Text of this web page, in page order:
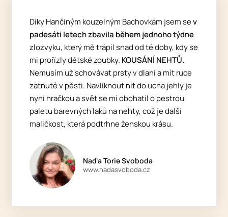
Díky Hančiným kouzelným Bachovkám jsem sev
padesáti letech zbavila během jednoho týdne
zlozvyku, který mě trápil snad od té doby, kdy se
mi prořízly dětské zoubky. KOUSÁNÍ NEHTŮ.
Nemusím už schovávat prsty v dlani a mít ruce
zatnuté v pěsti. Navlíknout nit do ucha jehly je
nyní hračkou a svět se mi obohatil o pestrou
paletu barevných laků na nehty, což je další
maličkost, která podtrhne ženskou krásu.
Naďa Torie Svoboda
www.nadasvoboda.cz